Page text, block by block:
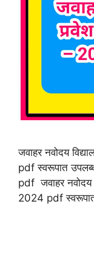
जवाहर नवोदय
pdf स्वरूपात
pdf जवाहर नवोदय
2024 pdf